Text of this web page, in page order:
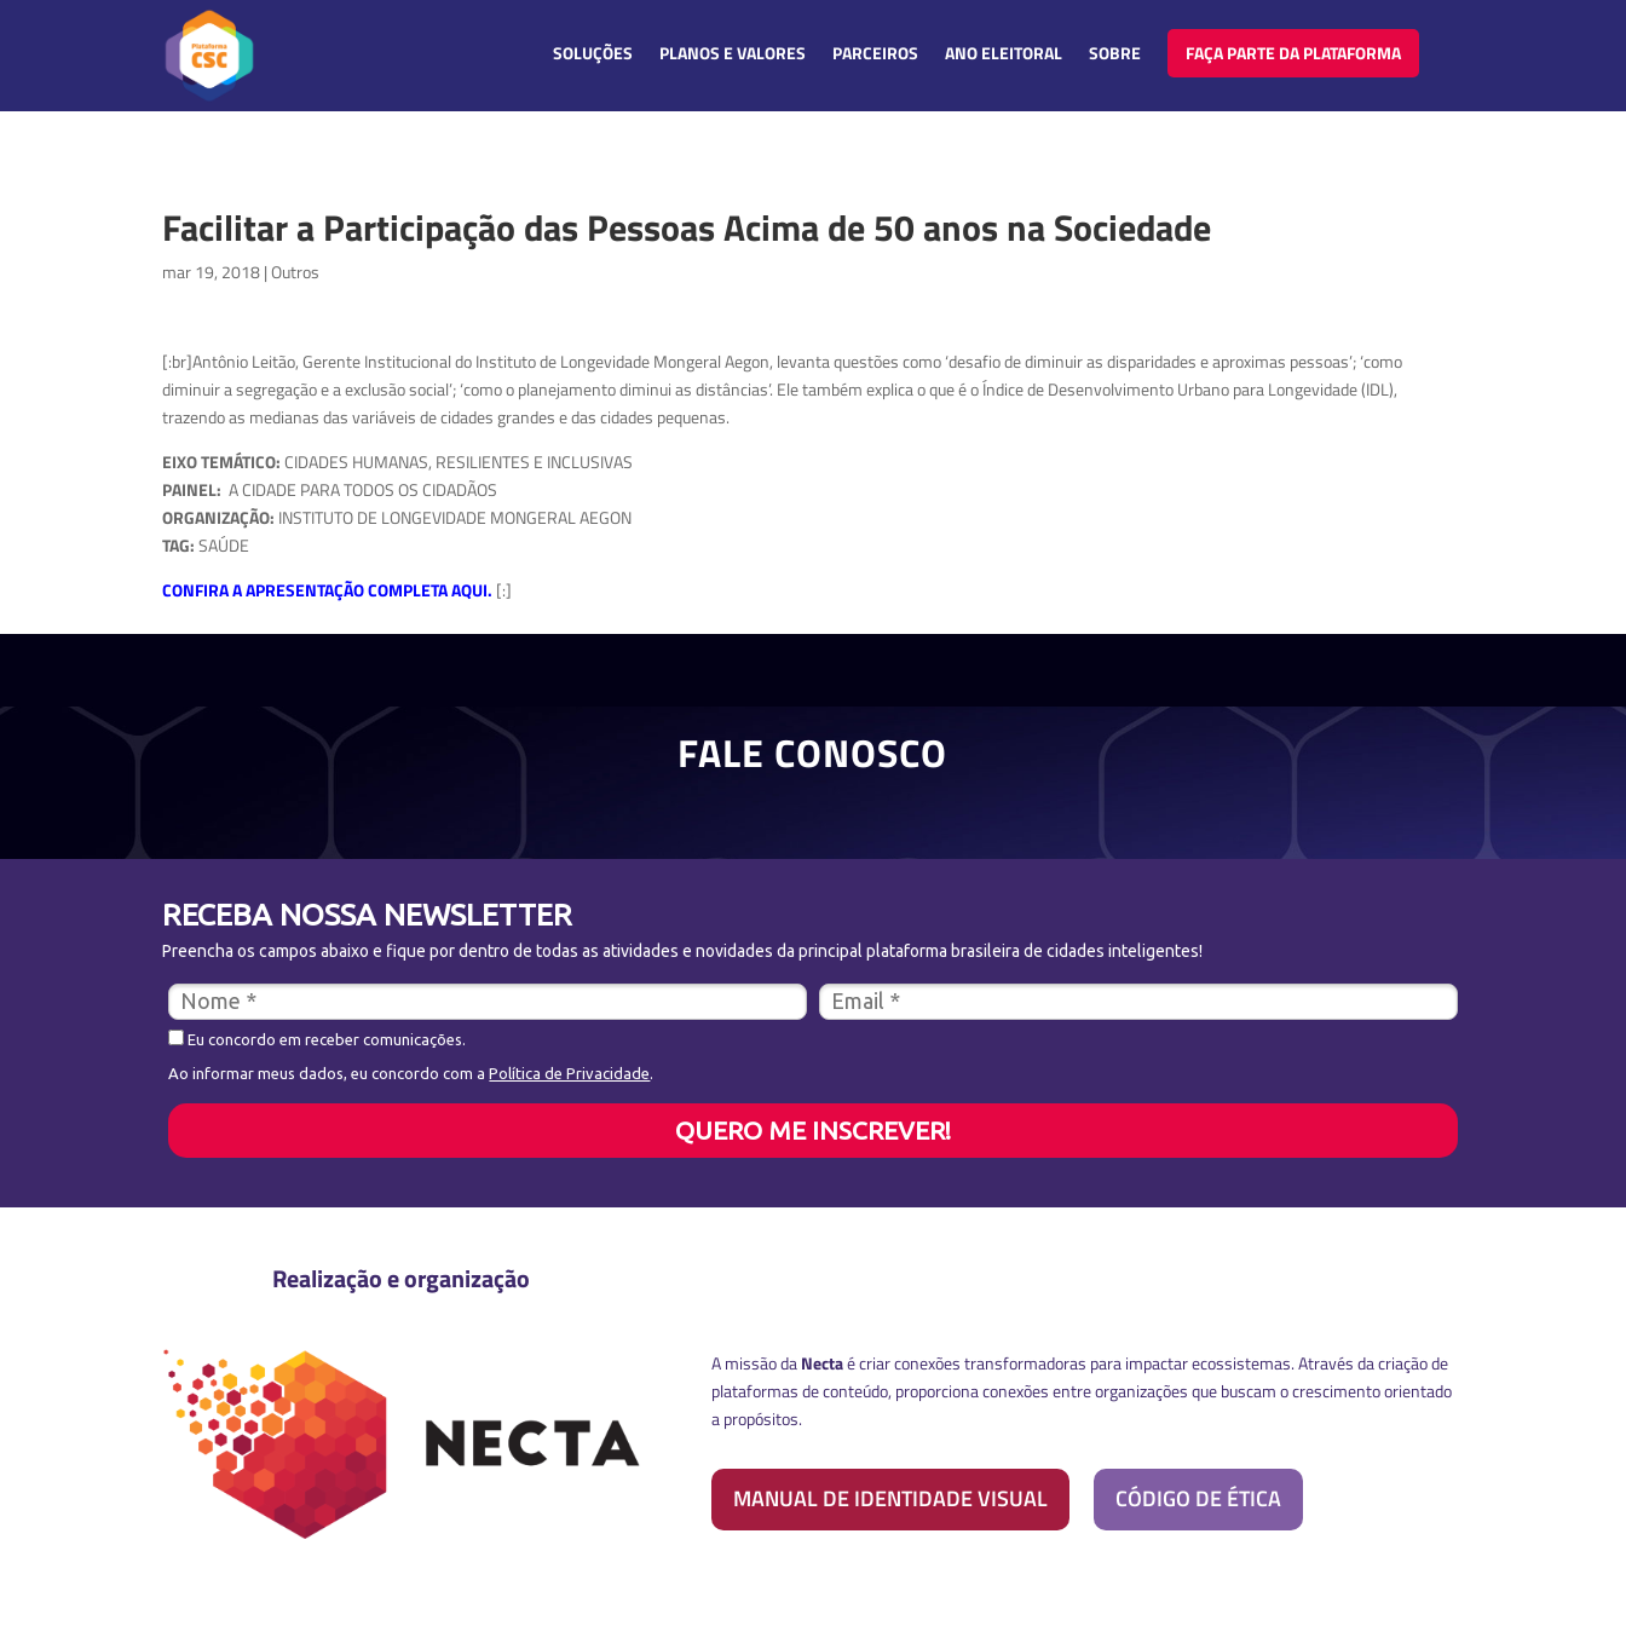
SOLUÇÕES PLANOS E VALORES PARCEIROS ANO ELEITORAL SOBRE FAÇA PARTE DA PLATAFORMA
Facilitar a Participação das Pessoas Acima de 50 anos na Sociedade
mar 19, 2018|Outros
[:br]Antônio Leitão, Gerente Institucional do Instituto de Longevidade Mongeral Aegon, levanta questões como ‘desafio de diminuir as disparidades e aproximas pessoas’; ‘como
diminuir a segregação e a exclusão social’; ‘como o planejamento diminui as distâncias’. Ele também explica o que é o Índice de Desenvolvimento Urbano para Longevidade (IDL),
trazendo as medianas das variáveis de cidades grandes e das cidades pequenas.
EIXO TEMÁTICO:CIDADES HUMANAS, RESILIENTES E INCLUSIVAS
PAINEL:A CIDADE PARA TODOS OS CIDADÃOS
ORGANIZAÇÃO: INSTITUTO DE LONGEVIDADE MONGERAL AEGON
TAG:SAÚDE
CONFIRA A APRESENTAÇÃO COMPLETA AQUI. [:]
FALE CONOSCO
RECEBA NOSSA NEWSLETTER
Preencha os campos abaixo e fique por dentro de todas as atividades e novidades da principal plataforma brasileira de cidades inteligentes!
Eu concordo em receber comunicações.
Ao informar meus dados, eu concordo com aPolítica de Privacidade
QUERO ME INSCREVER!
Realização e organização
A missão daNectaé criar conexões transformadoras para impactar ecossistemas. Através da criação de
plataformas de conteúdo, proporciona conexões entre organizações que buscam o crescimento orientado
a propósitos.
MANUAL DE IDENTIDADE VISUAL CÓDIGO DE ÉTICA